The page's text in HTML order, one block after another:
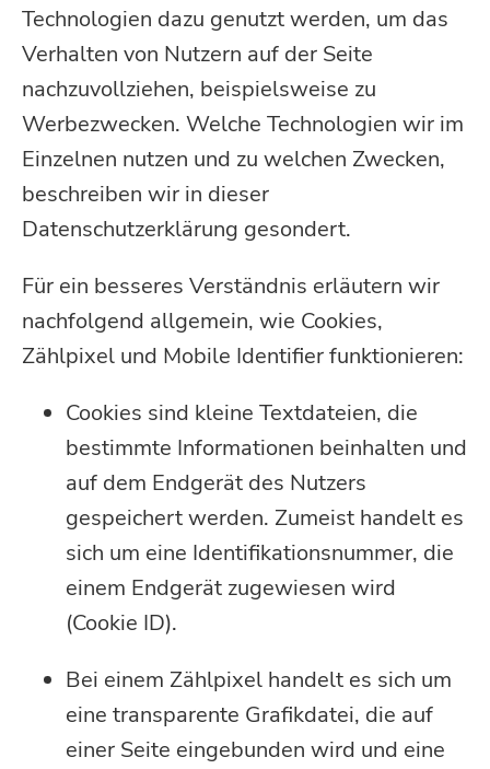
Technologien dazu genutzt werden, um das
Verhalten von Nutzern auf der Seite
nachzuvollziehen, beispielsweise zu
Werbezwecken. Welche Technologien wir im
Einzelnen nutzen und zu welchen Zwecken,
beschreiben wir in dieser
Datenschutzerklärung gesondert.
Für ein besseres Verständnis erläutern wir
nachfolgend allgemein, wie Cookies,
Zählpixel und Mobile Identifier funktionieren:
Cookies sind kleine Textdateien, die
bestimmte Informationen beinhalten und
auf dem Endgerät des Nutzers
gespeichert werden. Zumeist handelt es
sich um eine Identifikationsnummer, die
einem Endgerät zugewiesen wird
(Cookie ID).
Bei einem Zählpixel handelt es sich um
eine transparente Grafikdatei, die auf
einer Seite eingebunden wird und eine